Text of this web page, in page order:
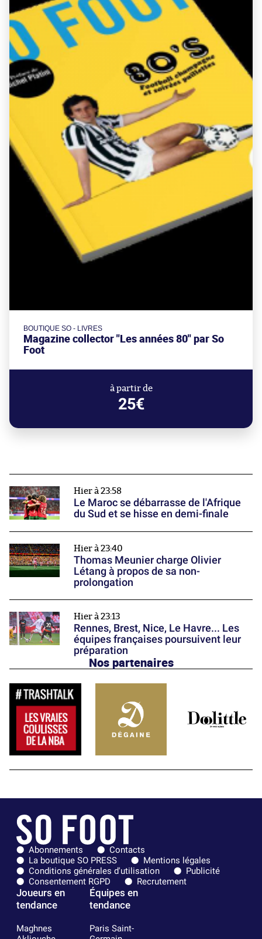
BOUTIQUE SO - LIVRES
Magazine collector "Les années 80" par So
Foot
à partir de
25€
Hier à 23:58
Le Maroc se débarrasse de l'Afrique
du Sud et se hisse en demi-finale
Hier à 23:40
Thomas Meunier charge Olivier
Létang à propos de sa non-
prolongation
Hier à 23:13
Rennes, Brest, Nice, Le Havre... Les
équipes françaises poursuivent leur
préparation
Nos partenaires
Abonnements
Contacts
La boutique SO PRESS
Mentions légales
Conditions générales d'utilisation
Publicité
Consentement RGPD
Recrutement
Joueurs en
tendance
Maghnes
Équipes en
tendance
Paris Saint-